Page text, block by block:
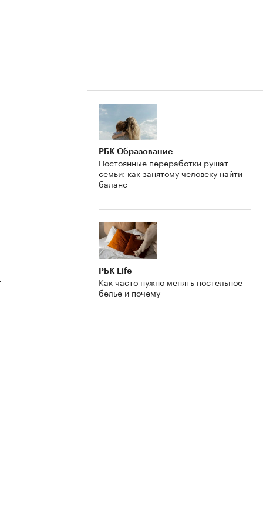
РБК Образование
Постоянные переработки рушат
семьи: как занятому человеку найти
баланс
РБК Life
Как часто нужно менять постельное
белье и почему